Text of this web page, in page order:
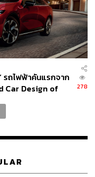
นไข้คือ‘ความจริงใจ’
ำไปตรงๆ เลยว่าไม่ต้อง
บปัญหาให้กับคนไข้ก่อน
ไม่โอเวอร์เคลม” หมอ
ห้บริการและการรักษา
น้าที่ต่างกัน ต่อให้ใช้
คที่ต่างไป นี่คือสิ่งที่เรา
ความเป็นธรรมชาติใน
ทำให้
รถไฟฟ้าคันแรกจาก
Car Design of
278